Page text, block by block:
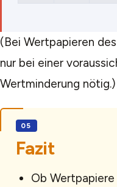
(Bei Wertpapieren
nur bei einer
Wertminderung nötig.)
Fazit
Ob